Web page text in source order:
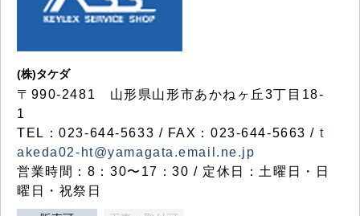
(株)タケダ
〒990-2481 山形県山形市あかねヶ丘3丁目18-
1
TEL：023-644-5633 / FAX：023-644-5663 / t
akeda02-ht@yamagata.email.ne.jp
営業時間：8：30〜17：30 / 定休日：土曜日・日
曜日・祝祭日